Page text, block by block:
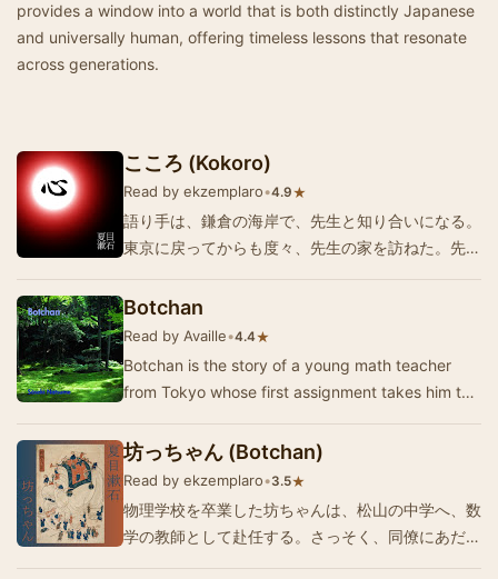
provides a window into a world that is both distinctly Japanese
and universally human, offering timeless lessons that resonate
across generations.
こころ (Kokoro)
Read by ekzemplaro•4.9★
語り手は、鎌倉の海岸で、先生と知り合いになる。
東京に戻ってからも度々、先生の家を訪ねた。先生
頃に自殺をした。先生は、毎月、その友人の墓を訪
ねていた。 語り手が、大学を卒業し、父の病の為
Botchan
Read by Availle•4.4★
Botchan is the story of a young math teacher
from Tokyo whose first assignment takes him to
坊っちゃん (Botchan)
Read by ekzemplaro•3.5★
物理学校を卒業した坊ちゃんは、松山の中学へ、数
学の教師として赴任する。さっそく、同僚にあだ名